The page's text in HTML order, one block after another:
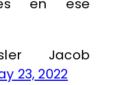
en ese
Jacob
23, 2022